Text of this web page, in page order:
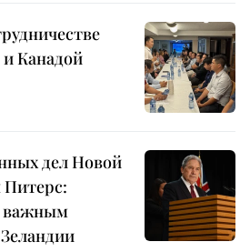
Канадой
дел Новой
Питерс:
важным